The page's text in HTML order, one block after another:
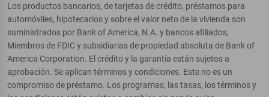
Los productos bancarios, de tarjetas de crédito, préstamos para
automóviles, hipotecarios y sobre el valor neto de la vivienda son
suministrados por Bank of America, N.A. y bancos afiliados,
Miembros de FDIC y subsidiarias de propiedad absoluta de Bank of
America Corporation. El crédito y la garantía están sujetos a
aprobación. Se aplican términos y condiciones. Este no es un
compromiso de préstamo. Los programas, las tasas, los términos y